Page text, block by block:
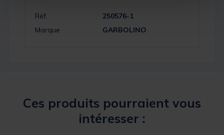
Réf.
250576-1
Marque
GARBOLINO
Ces produits pourraient vous
intéresser :